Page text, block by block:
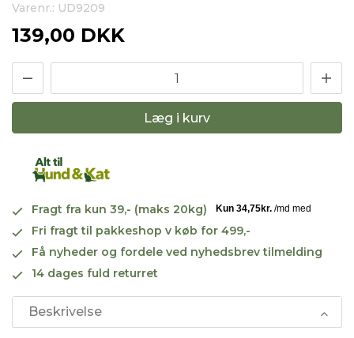
Varenr.: UD9209
139,00 DKK
Læg i kurv
Fragt fra kun 39,- (maks 20kg)
Fri fragt til pakkeshop v køb for 499,-
Få nyheder og fordele ved nyhedsbrev tilmelding
14 dages fuld returret
Beskrivelse